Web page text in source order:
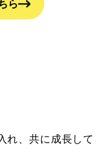
ら
れ、共に成長して